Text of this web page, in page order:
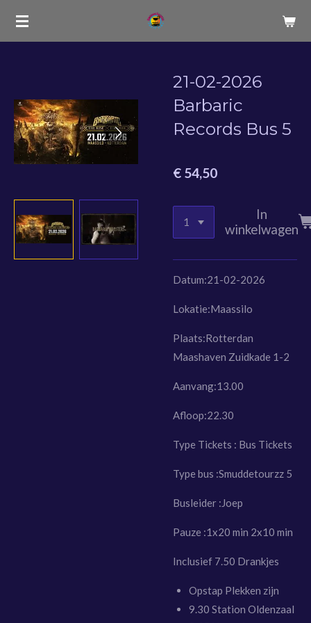
Ga
21-02-2026
Barbaric
Records Bus 5
€ 54,50
In
winkelwagen
Datum:21-02-2026
Lokatie:Maassilo
Plaats:Rotterdan
Maashaven Zuidkade 1-2
Aanvang:13.00
Afloop:22.30
Type Tickets : Bus Tickets
Type bus :Smuddetourzz 5
Busleider :Joep
Pauze :1x20 min 2x10 min
Inclusief 7.50 Drankjes
Opstap Plekken zijn
9.30 Station Oldenzaal